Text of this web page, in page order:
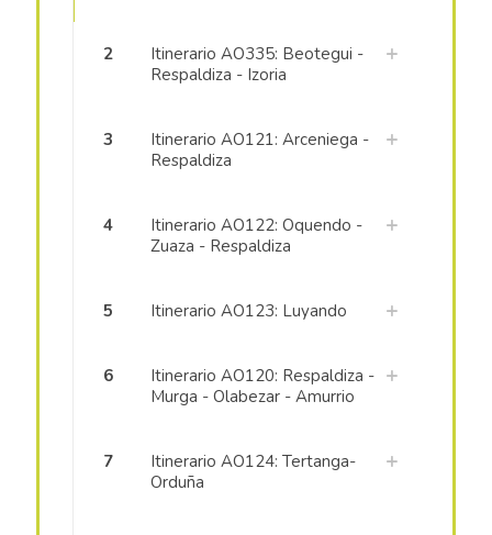
2
Itinerario AO335: Beotegui -
Respaldiza - Izoria
3
Itinerario AO121: Arceniega -
Respaldiza
4
Itinerario AO122: Oquendo -
Zuaza - Respaldiza
5 Itinerario AO123: Luyando
6
Itinerario AO120: Respaldiza -
Murga - Olabezar - Amurrio
7
Itinerario AO124: Tertanga-
Orduña